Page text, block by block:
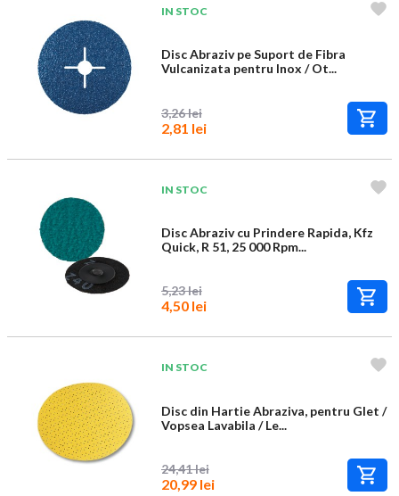
IN STOC
Disc Abraziv pe Suport de Fibra
Vulcanizata pentru Inox / Ot...
3,26 lei
2,81 lei
IN STOC
Disc Abraziv cu Prindere Rapida, Kfz
Quick, R 51, 25 000 Rpm...
5,23 lei
4,50 lei
IN STOC
Disc din Hartie Abraziva, pentru Glet /
Vopsea Lavabila / Le...
24,41 lei
20,99 lei